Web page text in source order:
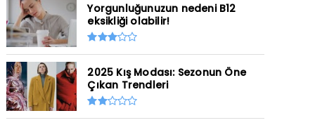
Yorgunluğunuzun nedeni B12
eksikliği olabilir!
2025 Kış Modası: Sezonun Öne
Çıkan Trendleri